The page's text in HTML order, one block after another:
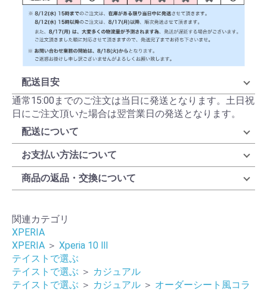
配送目安
通常15:00までのご注文は当日に発送となります。土日祝
日にご注文頂いた場合は翌営業日の発送となります。
配送について
お支払い方法について
商品の返品・交換について
関連カテゴリ
XPERIA
XPERIA ＞ Xperia 10 Ⅲ
テイストで選ぶ
テイストで選ぶ ＞ カジュアル
テイストで選ぶ ＞ カジュアル ＞ オーダーシート風コラ